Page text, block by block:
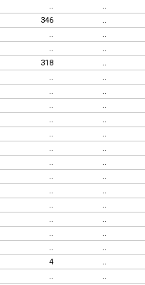
.. ..
346 ..
.. ..
.. ..
318 ..
.. ..
.. ..
.. ..
.. ..
.. ..
.. ..
.. ..
.. ..
.. ..
.. ..
.. ..
.. ..
.. ..
4 ..
.. ..